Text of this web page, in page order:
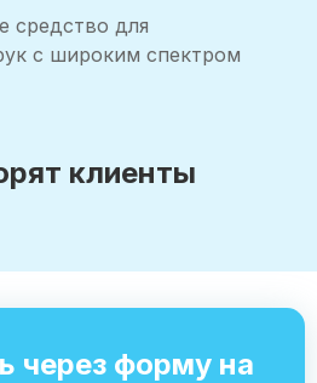
средство для
с широким спектром
клиенты
через форму на